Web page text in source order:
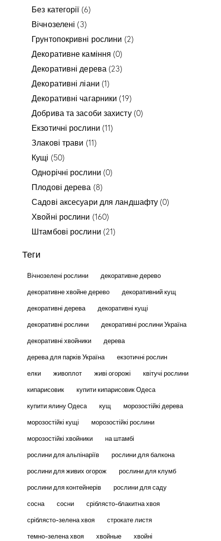
Без категорії (6)
Вічнозелені (3)
Грунтопокривні рослини (2)
Декоративне каміння (0)
Декоративні дерева (23)
Декоративні ліани (1)
Декоративні чагарники (19)
Добрива та засоби захисту (0)
Екзотичні рослини (11)
Злакові трави (11)
Кущі (50)
Однорічні рослини (0)
Плодові дерева (8)
Садові аксесуари для ландшафту (0)
Хвойні рослини (160)
Штамбові рослини (21)
Теги
Вічнозелені рослини
декоративне дерево
декоративне хвойне дерево
декоративний кущ
декоративні дерева
декоративні кущі
декоративні рослини
декоративні рослини Україна
декоративні хвойники
дерева
дерева для парків Україна
екзотичні рослин
елки
живоплот живі огорожі
квітучі рослини
кипарисовик
купити кипарисовик Одеса
купити ялину Одеса
кущ
морозостійкі дерева
морозостійкі кущі
морозостійкі рослини
морозостійкі хвойники
на штамбі
рослини для альпінаріїв
рослини для балкона
рослини для живих огорож
рослини для клумб
рослини для контейнерів
рослини для саду
сосна
сосни
сріблясто-блакитна хвоя
сріблясто-зелена хвоя
строкате листя
темно-зелена хвоя
хвойные
хвойні